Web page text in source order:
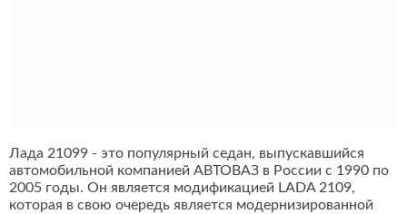
Лада 21099 - это популярный седан, выпускавшийся
автомобильной компанией АВТОВАЗ в России с 1990 по
2005 годы. Он является модификацией LADA 2109,
которая в свою очередь является модернизированной